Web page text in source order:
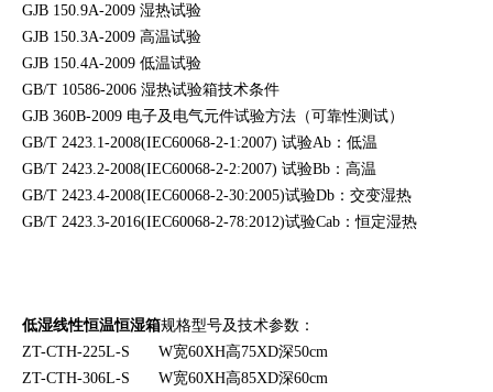
GJB 150.9A-2009 湿热试验
GJB 150.3A-2009 高温试验
GJB 150.4A-2009 低温试验
GB/T 10586-2006 湿热试验箱技术条件
GJB 360B-2009 电子及电气元件试验方法（可靠性测试）
GB/T 2423.1-2008(IEC60068-2-1:2007) 试验Ab：低温
GB/T 2423.2-2008(IEC60068-2-2:2007) 试验Bb：高温
GB/T 2423.4-2008(IEC60068-2-30:2005)试验Db：交变湿热
GB/T 2423.3-2016(IEC60068-2-78:2012)试验Cab：恒定湿热
低湿线性恒温恒湿箱规格型号及技术参数：
ZT-CTH-225L-S W宽60XH高75XD深50cm
ZT-CTH-306L-S W宽60XH高85XD深60cm